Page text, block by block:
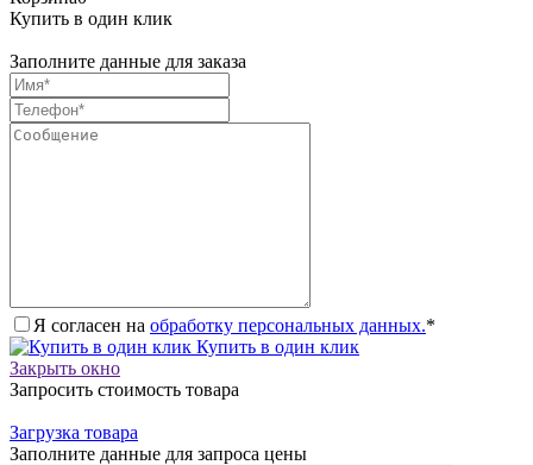
Купить в один клик
Заполните данные для заказа
Я согласен на обработку персональных данных.*
Купить в один клик
Закрыть окно
Запросить стоимость товара
Загрузка товара
Заполните данные для запроса цены